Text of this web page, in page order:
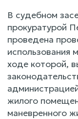
В судебном
прокуратурой
проведена
использования
ходе которой,
жилого
маневренного